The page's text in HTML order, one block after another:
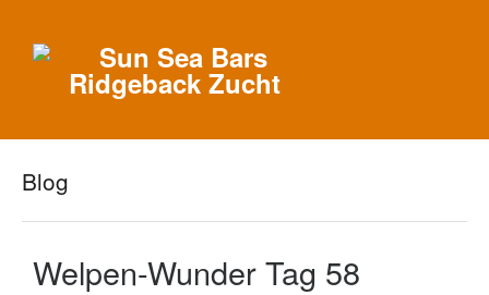
Blog
Welpen-Wunder Tag 58